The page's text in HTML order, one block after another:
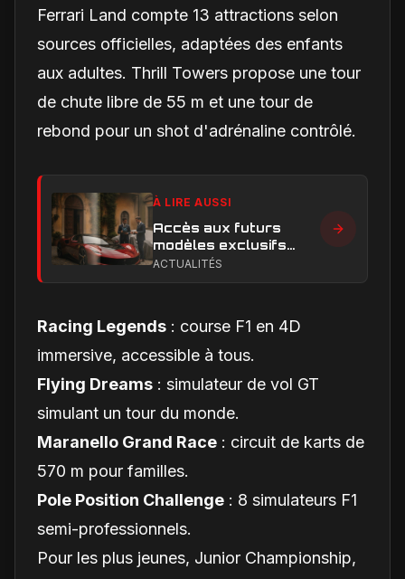
Ferrari Land compte 13 attractions selon
sources officielles, adaptées des enfants
aux adultes. Thrill Towers propose une tour
de chute libre de 55 m et une tour de
rebond pour un shot d'adrénaline contrôlé.
À LIRE AUSSI
Accès aux futurs
modèles exclusifs
Ferrari : l'achat
ACTUALITÉS
Racing Legends : course F1 en 4D
immersive, accessible à tous.
Flying Dreams : simulateur de vol GT
simulant un tour du monde.
Maranello Grand Race : circuit de karts de
570 m pour familles.
Pole Position Challenge : 8 simulateurs F1
semi-professionnels.
Pour les plus jeunes, Junior Championship,